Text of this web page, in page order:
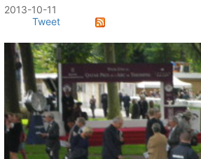
2013-10-11
Tweet